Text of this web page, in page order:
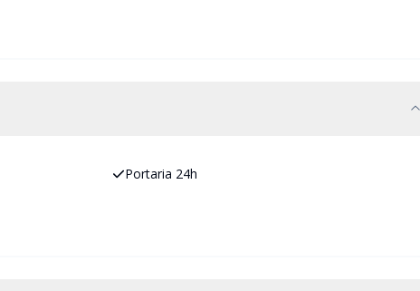
Portaria 24h